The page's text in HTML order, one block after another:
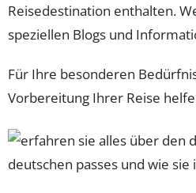
Reisedestination enthalten.
speziellen Blogs und
Für Ihre besonderen
Vorbereitung Ihrer Reise